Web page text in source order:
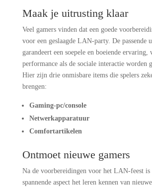
Maak je uitrusting klaar
Veel gamers vinden dat een goede
voor een geslaagde LAN-party. De passende
garandeert een soepele en boeiende
performance als de sociale interactie worden
Hier zijn drie onmisbare items die spelers
brengen:
Gaming-pc/console
Netwerkapparatuur
Comfortartikelen
Ontmoet nieuwe gamers
Na de voorbereidingen voor het LAN-feest is
spannende aspect het leren kennen van